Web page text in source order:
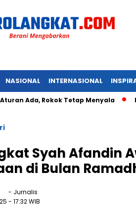
NASIONAL INTERNASIONAL
Rokok Tetap Menyala
Syah Afandin
di Bulan
- Jurnalis
- 17:32 WIB